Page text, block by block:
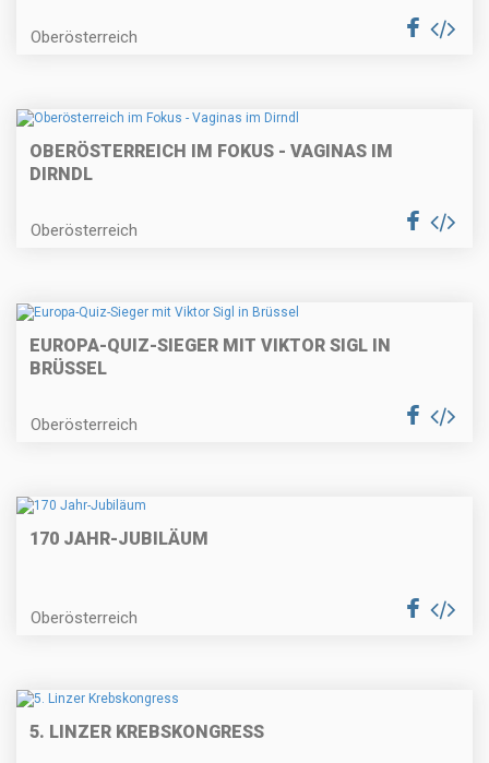
Oberösterreich
OBERÖSTERREICH IM FOKUS - VAGINAS IM
DIRNDL
Oberösterreich
EUROPA-QUIZ-SIEGER MIT VIKTOR SIGL IN
BRÜSSEL
Oberösterreich
170 JAHR-JUBILÄUM
Oberösterreich
5. LINZER KREBSKONGRESS